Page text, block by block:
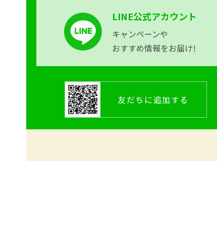
LINE公式アカウント
キャンペーンや
おすすめ情報をお届け!
友だちに追加する